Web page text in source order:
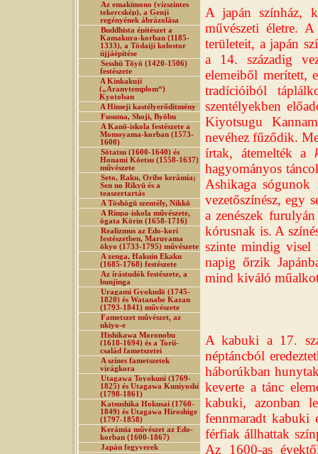
Az emakimono (vízszintes
tekercskép), a Genji
regényének ábrázolása
Buddhista építészet a
Kamakura-korban (1185-
1333), a Tōdaiji kolostor
újjáépítése
Sesshū Tōyō (1420-1506)
festészete
A Kinkakuji
(„Aranytemplom“)
Kyotoban
A Himeji kastélyerődítmény
Fusuma, Shoji, Byōbu
A Kanō-iskola festészete a
Momoyama-korban (1573-
1600)
Sōtatsu (1600-1640) és
Honami Kōetsu (1558-1637)
művészete
Seto, Raku, Oribe kerámia;
Sen no Rikyū és a
teaszertartás
A Tōshōgū szentély, Nikkō
A Rinpa-iskola művészete,
ōgata Kōrin (1658-1716)
Realizmus az Edo-kori
festészetben, Maruyama
ōkyo (1733-1795) művészete
A zenga, Hakuin Ekaku
(1685-1768) festészete
Az írástudók festészete, a
bunjinga
Uragami Gyokudō (1745-
1820) és Watanabe Kazan
(1793-1841) művészete
Fametszet művészet, az
ukiyo-e
Hishikawa Moronobu
(1618-1694) és a Torii-
család fametszetei
A színes fametszetek
virágkora
Utagawa Toyokuni (1769-
1825) és Utagawa Kuniyoshi
(1798-1861)
Katsushika Hokusai (1760-
1849) és Utagawa Hiroshige
(1797-1858)
Kerámia művészet az Edo-
korban (1600-1867)
Japán fegyverek
A japán színház,
művészeti életre.
területeit, a japán
a 14. századig
elemeiből merített,
tradícióiból
szentélyekben
Kiyotsugu
nevéhez fűződik.
írtak, átemelték a
hagyományos
Ashikaga
vezetőszínész, egy
a zenészek
kórusnak is. A
szinte mindig visel
napig őrzik
mind kiváló
A kabuki a 17.
néptáncból
háborúkban
keverte a tánc
kabuki, azonban
fennmaradt kabuki
férfiak állhattak
Az 1600-as